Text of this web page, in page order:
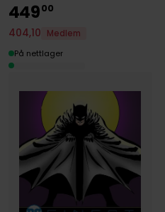
44900
404,10
Medlem
På nettlager